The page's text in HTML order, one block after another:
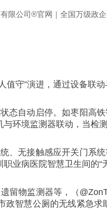
守”演进，通过设备联
态自动启停。如枣阳高
环境监测器联动，当检
、无接触感应开关门系
业病医院智慧卫生间的
留物监测器等，（
智慧公厕的无线紧急